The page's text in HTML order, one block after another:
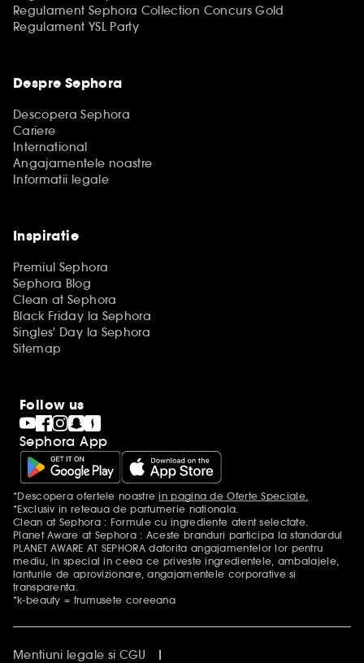
Regulament Sephora Collection Concurs Gold
Regulament YSL Party
Despre Sephora
Descopera Sephora
Cariere
International
Angajamentele noastre
Informatii legale
Inspiratie
Premiul Sephora
Sephora Blog
Clean at Sephora
Black Friday la Sephora
Singles' Day la Sephora
Sitemap
Follow us
Sephora App
Mentiuni aditionale
*Descopera ofertele noastrein pagina de Oferte Speciale.
*Exclusiv in reteaua de parfumerie nationala.
Clean at Sephora : Formule cu ingrediente atent selectate.
Planet Aware at Sephora : Aceste branduri participa la standardul
PLANET AWARE AT SEPHORA datorita angajamentelor lor pentru
mediu, in special in ceea ce priveste ingredientele, ambalajele,
lanturile de aprovizionare, angajamentele corporative si
transparenta.
*k-beauty = frumusete coreeana
Mentiuni legale si CGU